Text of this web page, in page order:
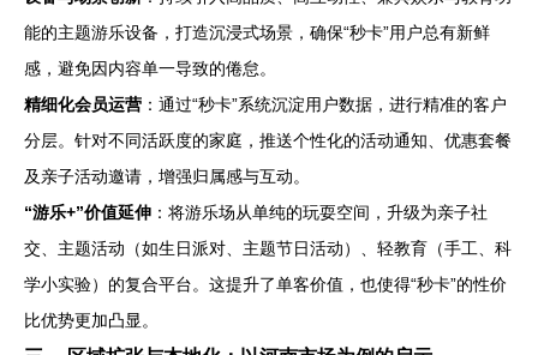
能的主题游乐设备，打造沉浸式场景，确保“秒卡”用户总有新鲜
感，避免因内容单一导致的倦怠。
精细化会员运营 ：通过“秒卡”系统沉淀用户数据，进行精准的客户
分层。针对不同活跃度的家庭，推送个性化的活动通知、优惠套餐
及亲子活动邀请，增强归属感与互动。
“游乐+”价值延伸 ：将游乐场从单纯的玩耍空间，升级为亲子社
交、主题活动（如生日派对、主题节日活动）、轻教育（手工、科
学小实验）的复合平台。这提升了单客价值，也使得“秒卡”的性价
比优势更加凸显。